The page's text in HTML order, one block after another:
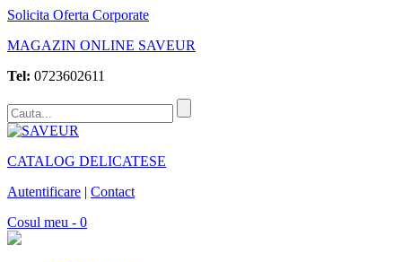
Solicita Oferta Corporate
MAGAZIN ONLINE SAVEUR
Tel: 0723602611
CATALOG DELICATESE
Autentificare | Contact
Cosul meu - 0